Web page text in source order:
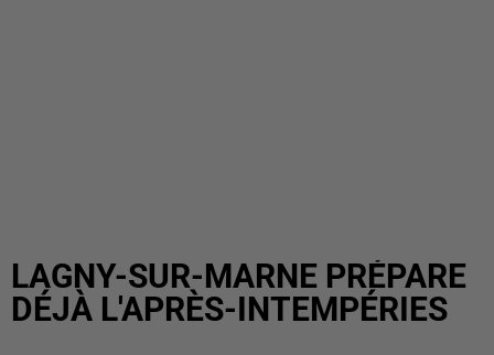
LAGNY-SUR-MARNE PRÉPARE
DÉJÀ L'APRÈS-INTEMPÉRIES